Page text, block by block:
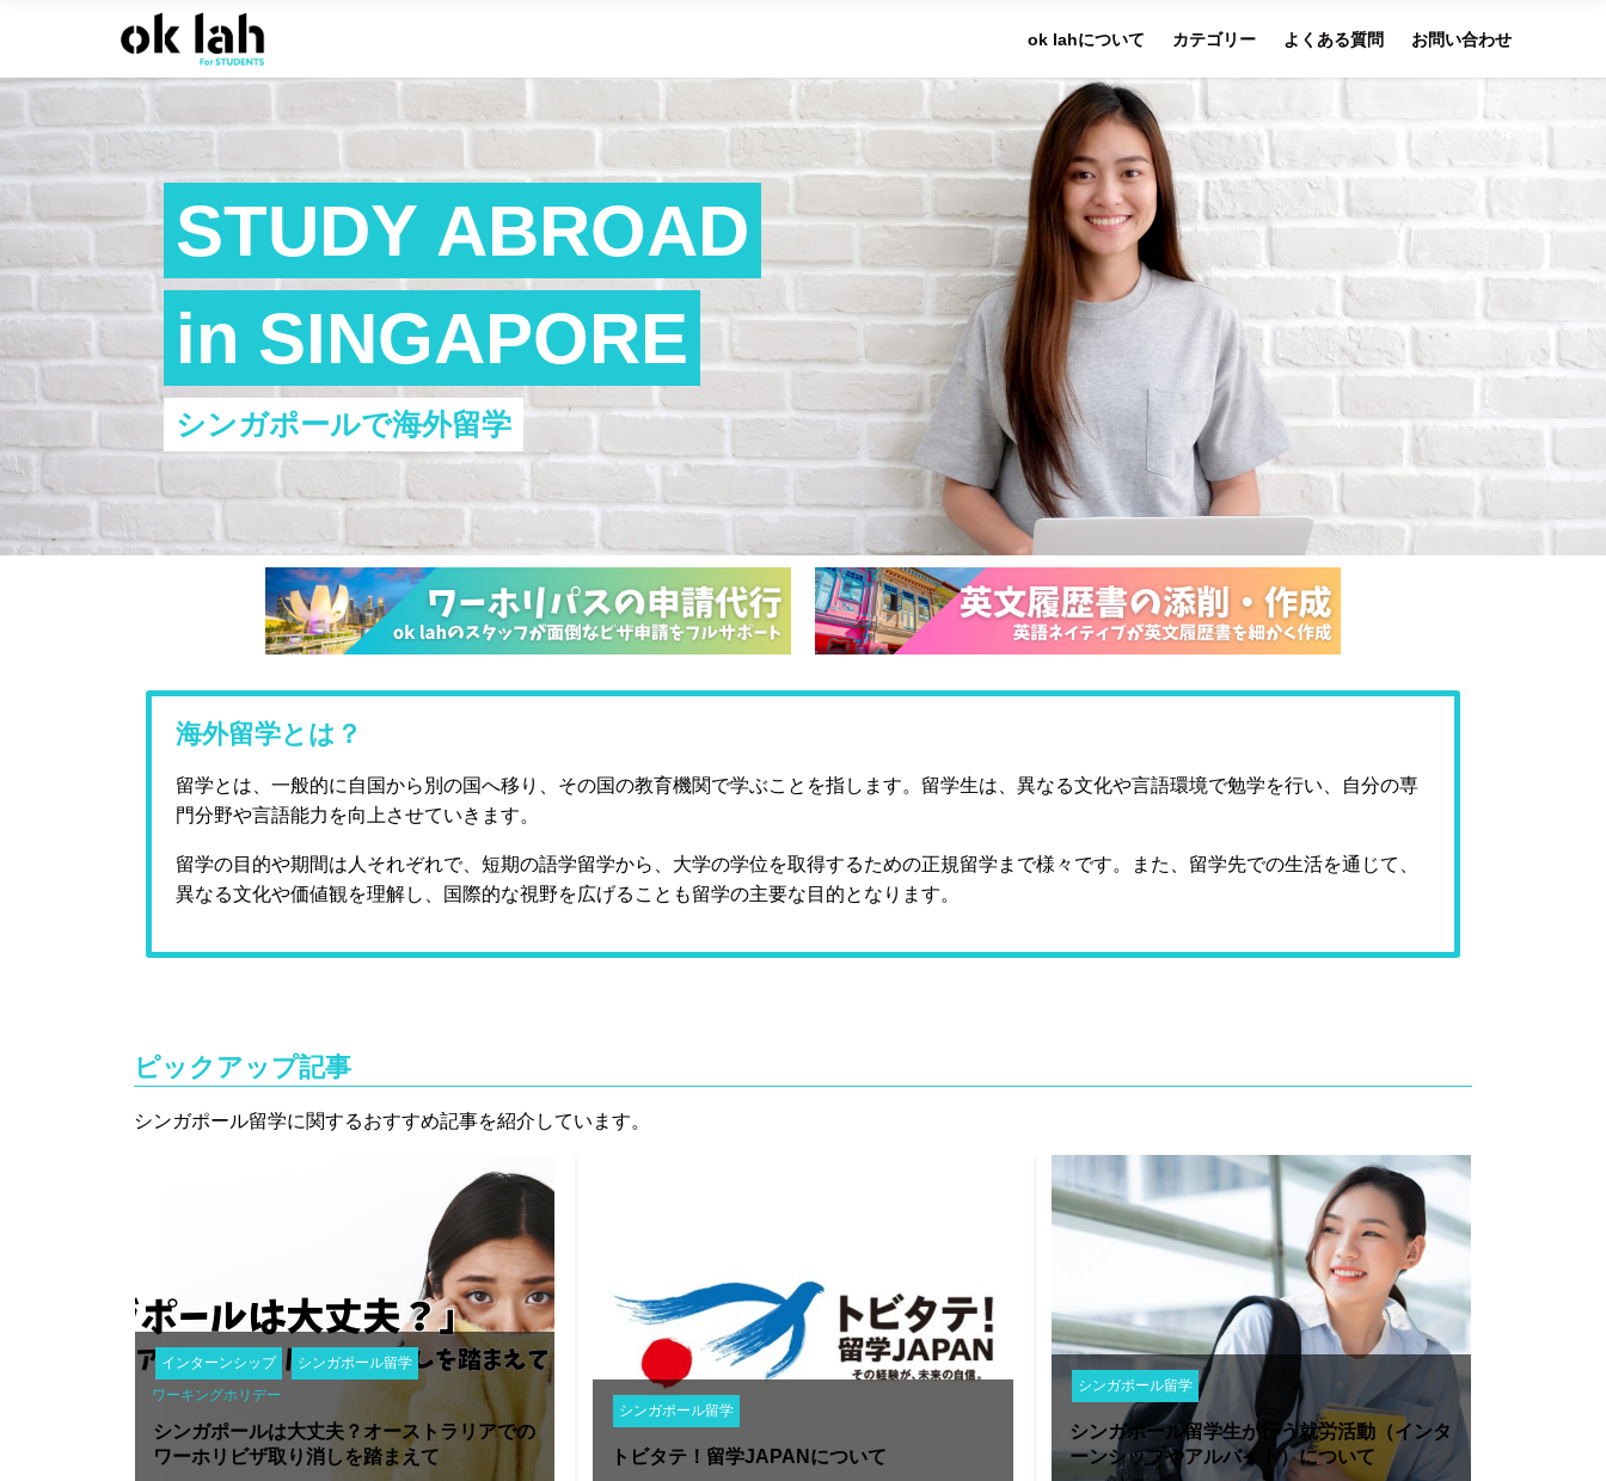
ok lahについて カテゴリー よくある質問 お問い合わせ
STUDY ABROAD
in SINGAPORE
シンガポールで海外留学
海外留学とは？
留学とは、一般的に自国から別の国へ移り、その国の教育機関で学ぶことを指します。留学生は、異なる文化や言語環境で勉学を行い、自分の専
門分野や言語能力を向上させていきます。
留学の目的や期間は人それぞれで、短期の語学留学から、大学の学位を取得するための正規留学まで様々です。また、留学先での生活を通じて、
異なる文化や価値観を理解し、国際的な視野を広げることも留学の主要な目的となります。
ピックアップ記事
シンガポール留学に関するおすすめ記事を紹介しています。
インターンシップ シンガポール留学
ワーキングホリデー
シンガポールは大丈夫？オーストラリアでの
ワーホリビザ取り消しを踏まえて
シンガポール留学
トビタテ！留学JAPANについて
シンガポール留学
シンガポール留学生が行う就労活動（インタ
ーンシップやアルバイト）について